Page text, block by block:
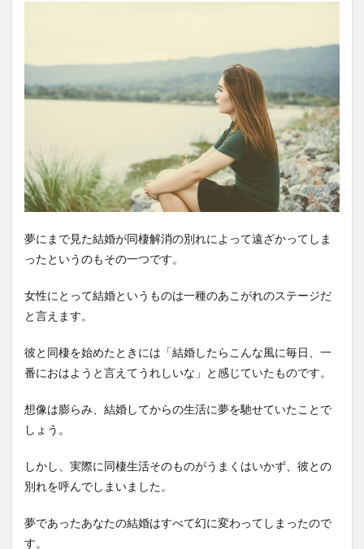
夢にまで見た結婚が同棲解消の別れによって遠ざかってしま
ったというのもその一つです。
女性にとって結婚というものは一種のあこがれのステージだ
と言えます。
彼と同棲を始めたときには「結婚したらこんな風に毎日、一
番におはようと言えてうれしいな」と感じていたものです。
想像は膨らみ、結婚してからの生活に夢を馳せていたことで
しょう。
しかし、実際に同棲生活そのものがうまくはいかず、彼との
別れを呼んでしまいました。
夢であったあなたの結婚はすべて幻に変わってしまったので
す。